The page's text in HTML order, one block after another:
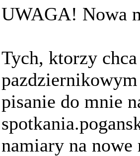
UWAGA! Nowa
Tych, ktorzy
pisanie do mnie
namiary na nowe